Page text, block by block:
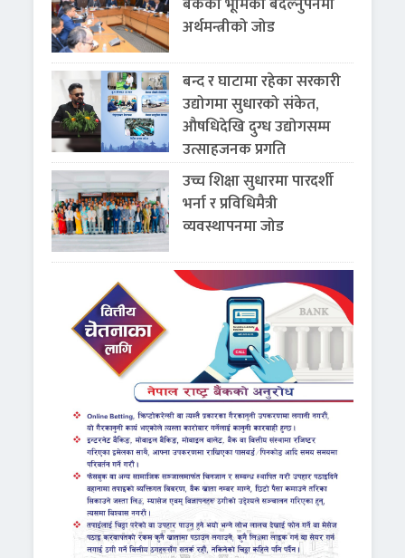
अर्थमन्त्रीको जोड
बन्द र घाटामा रहेका सरकारी
उद्योगमा सुधारको संकेत,
औषधिदेखि दुग्ध उद्योगसम्म
उत्साहजनक प्रगति
उच्च शिक्षा सुधारमा पारदर्शी
भर्ना र प्रविधिमैत्री
व्यवस्थापनमा जोड